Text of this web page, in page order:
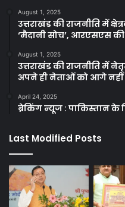
August 1, 2025
उत्तराखंड की राजनीति में
‘मैदानी सोच’, आरएसएस
August 1, 2025
उत्तराखंड की राजनीति में
अपने ही नेताओं को आगे नहीं
April 24, 2025
ब्रेकिंग न्यूज : पाकिस्तान
Last Modified Posts